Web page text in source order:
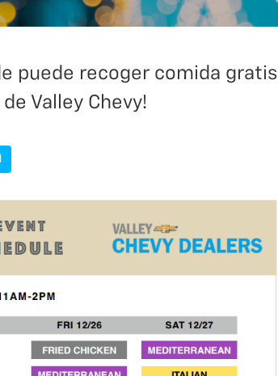
puede recoger comida gratis
Valley Chevy!